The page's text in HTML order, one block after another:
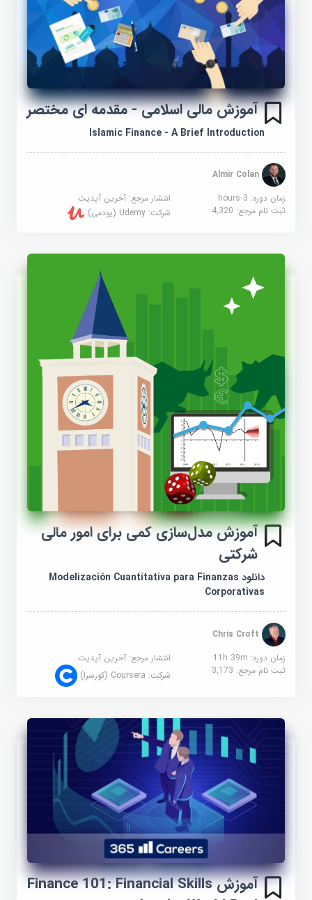
آموزش مالی اسلامی - مقدمه ای مختصر
Islamic Finance - A Brief Introduction
Almir Colan
زمان دوره: 3 hours
انتشار مرجع:آخرین آپدیت
ثبت نام مرجع:4,320 شرکت:Udemy (یودمی)
آموزش مدل‌سازی کمی برای امور مالی
شرکتی
دانلود Modelización Cuantitativa para Finanzas
Corporativas
Chris Croft
زمان دوره: 11h 39m
انتشار مرجع:آخرین آپدیت
ثبت نام مرجع:3,173 شرکت:Coursera (کورسرا)
آموزش Finance 101: Financial Skills